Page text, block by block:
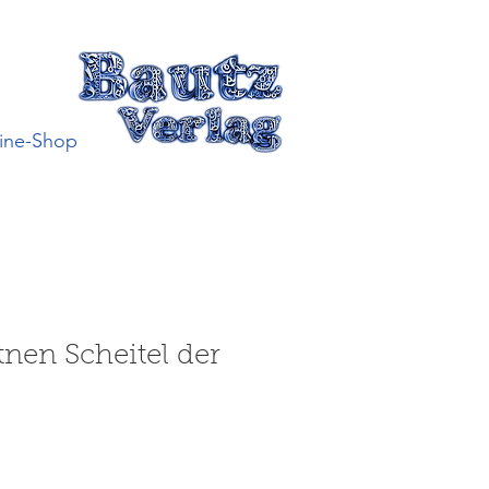
Shop
Scheitel der